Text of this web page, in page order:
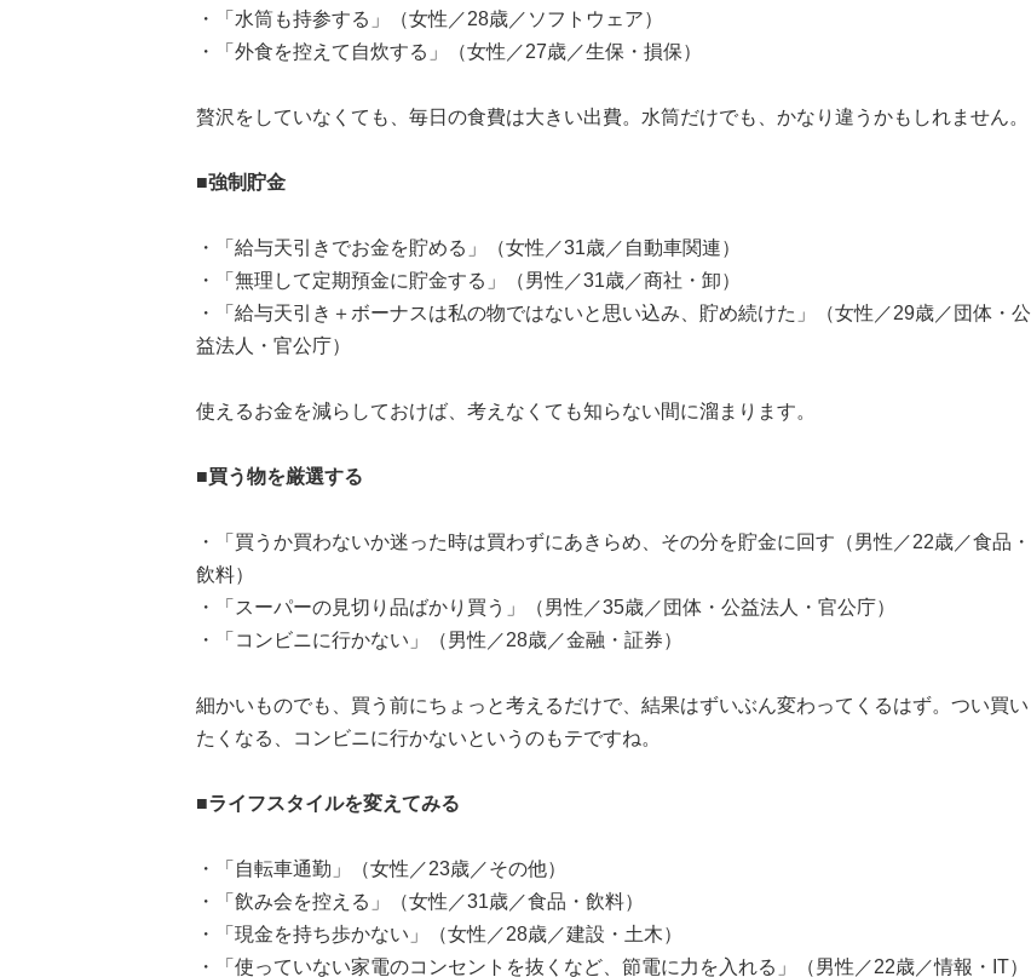
・「水筒も持参する」（女性／28歳／ソフトウェア）
・「外食を控えて自炊する」（女性／27歳／生保・損保）
贅沢をしていなくても、毎日の食費は大きい出費。水筒だけでも、かなり違うかもしれません。
■強制貯金
・「給与天引きでお金を貯める」（女性／31歳／自動車関連）
・「無理して定期預金に貯金する」（男性／31歳／商社・卸）
・「給与天引き＋ボーナスは私の物ではないと思い込み、貯め続けた」（女性／29歳／団体・公
益法人・官公庁）
使えるお金を減らしておけば、考えなくても知らない間に溜まります。
■買う物を厳選する
・「買うか買わないか迷った時は買わずにあきらめ、その分を貯金に回す（男性／22歳／食品・
飲料）
・「スーパーの見切り品ばかり買う」（男性／35歳／団体・公益法人・官公庁）
・「コンビニに行かない」（男性／28歳／金融・証券）
細かいものでも、買う前にちょっと考えるだけで、結果はずいぶん変わってくるはず。つい買い
たくなる、コンビニに行かないというのもテですね。
■ライフスタイルを変えてみる
・「自転車通勤」（女性／23歳／その他）
・「飲み会を控える」（女性／31歳／食品・飲料）
・「現金を持ち歩かない」（女性／28歳／建設・土木）
・「使っていない家電のコンセントを抜くなど、節電に力を入れる」（男性／22歳／情報・IT）